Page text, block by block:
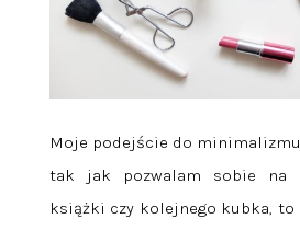
Moje podejście do
tak jak pozwalam sobie na
książki czy kolejnego kubka,